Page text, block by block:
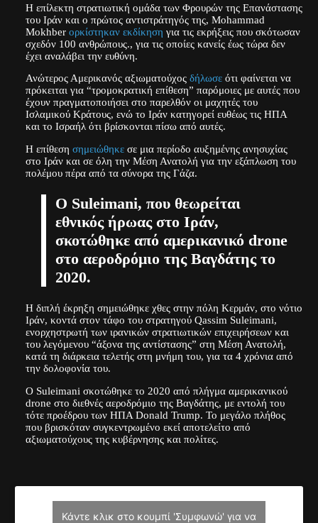
Η επίλεκτη στρατιωτική ομάδα των Φρουρών της Επανάστασης
του Ιράν και ο πρώτος αντιστράτηγός της, Mohammad
Mokhber ορκίστηκαν εκδίκηση για τις εκρήξεις που σκότωσαν
σχεδόν 100 ανθρώπους., για τις οποίες κανείς έως τώρα δεν
έχει αναλάβει την ευθύνη.
Ανώτερος Αμερικανός αξιωματούχος δήλωσεότι φαίνεται να
πρόκειται για “τρομοκρατική επίθεση” παρόμοιες με αυτές που
έχουν πραγματοποιήσει στο παρελθόν οι μαχητές του
Ισλαμικού Κράτους, ενώ το Ιράν κατηγορεί ευθέως τις ΗΠΑ
και το Ισραήλ ότι βρίσκονται πίσω από αυτές.
Η επίθεση σημειώθηκεσε μια περίοδο αυξημένης ανησυχίας
στο Ιράν και σε όλη την Μέση Ανατολή για την εξάπλωση του
πολέμου πέρα από τα σύνορα της Γάζα.
O Suleimani, που θεωρείται
εθνικός ήρωας στο Ιράν,
σκοτώθηκε από αμερικανικό drone
στο αεροδρόμιο της Βαγδάτης το
2020.
Η διπλή έκρηξη σημειώθηκε χθες στην πόλη Κερμάν, στο νότιο
Ιράν, κοντά στον τάφο του στρατηγού Qassim Suleimani,
ενορχηστρωτή των ιρανικών στρατιωτικών επιχειρήσεων και
του λεγόμενου “άξονα της αντίστασης” στη Μέση Ανατολή,
κατά τη διάρκεια τελετής στη μνήμη του, για τα 4 χρόνια από
την δολοφονία του.
Ο Suleimani σκοτώθηκε το 2020 από πλήγμα αμερικανικού
drone στο διεθνές αεροδρόμιο της Βαγδάτης, με εντολή του
τότε προέδρου των ΗΠΑ Donald Trump. Το μεγάλο πλήθος
που βρισκόταν συγκεντρωμένο εκεί αποτελείτο από
αξιωματούχους της κυβέρνησης και πολίτες.
Κάντε κλικ στο κουμπί 'Συμφωνώ' για να